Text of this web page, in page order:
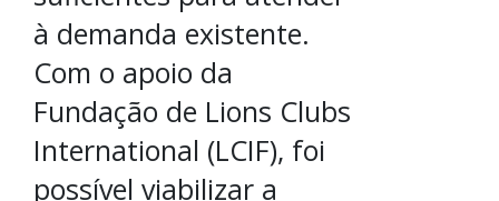
à demanda existente.
Com o apoio da
Fundação de Lions Clubs
International (LCIF), foi
possível viabilizar a